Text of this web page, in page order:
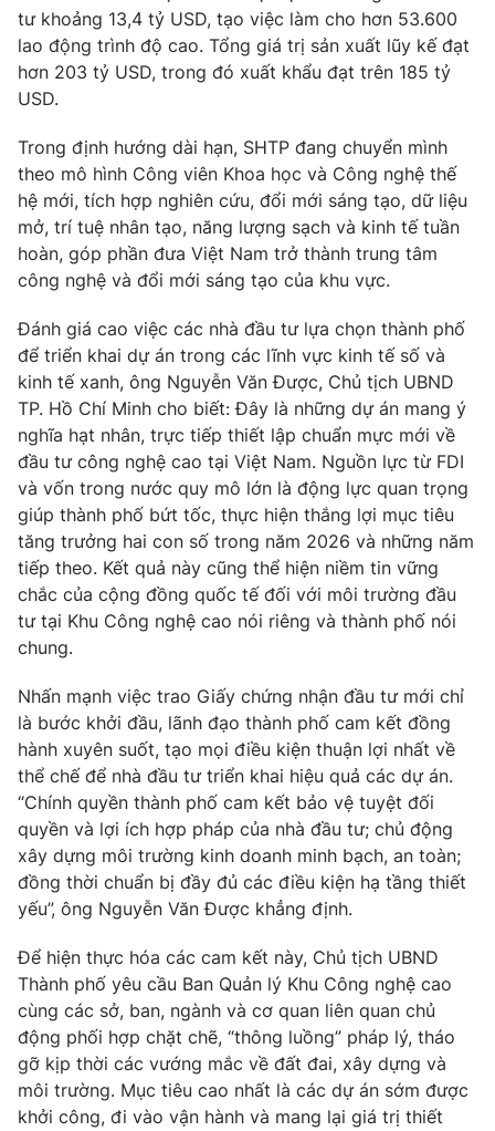
tư khoảng 13,4 tỷ USD, tạo việc làm cho hơn 53.600
lao động trình độ cao. Tổng giá trị sản xuất lũy kế đạt
hơn 203 tỷ USD, trong đó xuất khẩu đạt trên 185 tỷ
USD.
Trong định hướng dài hạn, SHTP đang chuyển mình
theo mô hình Công viên Khoa học và Công nghệ thế
hệ mới, tích hợp nghiên cứu, đổi mới sáng tạo, dữ liệu
mở, trí tuệ nhân tạo, năng lượng sạch và kinh tế tuần
hoàn, góp phần đưa Việt Nam trở thành trung tâm
công nghệ và đổi mới sáng tạo của khu vực.
Đánh giá cao việc các nhà đầu tư lựa chọn thành phố
để triển khai dự án trong các lĩnh vực kinh tế số và
kinh tế xanh, ông Nguyễn Văn Được, Chủ tịch UBND
TP. Hồ Chí Minh cho biết: Đây là những dự án mang ý
nghĩa hạt nhân, trực tiếp thiết lập chuẩn mực mới về
đầu tư công nghệ cao tại Việt Nam. Nguồn lực từ FDI
và vốn trong nước quy mô lớn là động lực quan trọng
giúp thành phố bứt tốc, thực hiện thắng lợi mục tiêu
tăng trưởng hai con số trong năm 2026 và những năm
tiếp theo. Kết quả này cũng thể hiện niềm tin vững
chắc của cộng đồng quốc tế đối với môi trường đầu
tư tại Khu Công nghệ cao nói riêng và thành phố nói
chung.
Nhấn mạnh việc trao Giấy chứng nhận đầu tư mới chỉ
là bước khởi đầu, lãnh đạo thành phố cam kết đồng
hành xuyên suốt, tạo mọi điều kiện thuận lợi nhất về
thể chế để nhà đầu tư triển khai hiệu quả các dự án.
“Chính quyền thành phố cam kết bảo vệ tuyệt đối
quyền và lợi ích hợp pháp của nhà đầu tư; chủ động
xây dựng môi trường kinh doanh minh bạch, an toàn;
đồng thời chuẩn bị đầy đủ các điều kiện hạ tầng thiết
yếu”, ông Nguyễn Văn Được khẳng định.
Để hiện thực hóa các cam kết này, Chủ tịch UBND
Thành phố yêu cầu Ban Quản lý Khu Công nghệ cao
cùng các sở, ban, ngành và cơ quan liên quan chủ
động phối hợp chặt chẽ, “thông luồng” pháp lý, tháo
gỡ kịp thời các vướng mắc về đất đai, xây dựng và
môi trường. Mục tiêu cao nhất là các dự án sớm được
khởi công, đi vào vận hành và mang lại giá trị thiết